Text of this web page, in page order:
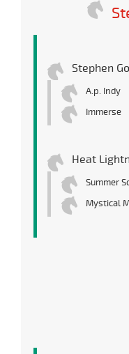
Stephen
A.p. Indy
Immerse
Heat
Summer
Mystical